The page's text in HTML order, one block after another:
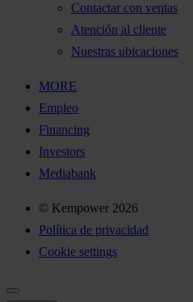
Contactar con ventas
Atención al cliente
Nuestras ubicaciones
MORE
Empleo
Financing
Investors
Mediabank
© Kempower 2026
Política de privacidad
Cookie settings